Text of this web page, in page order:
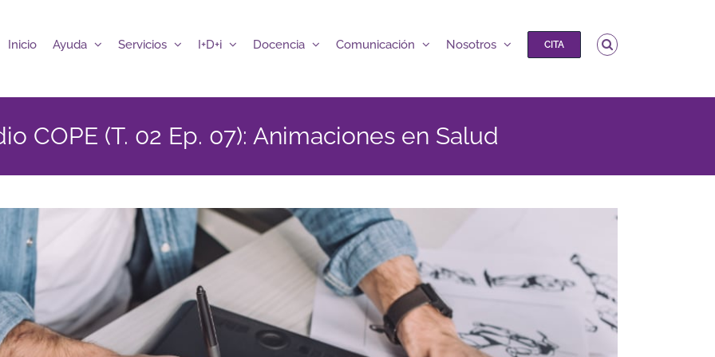
Inicio Ayuda Servicios I+D+i Docencia Comunicación Nosotros CITA
COPE (T. 02 Ep. 07): Animaciones en Salud